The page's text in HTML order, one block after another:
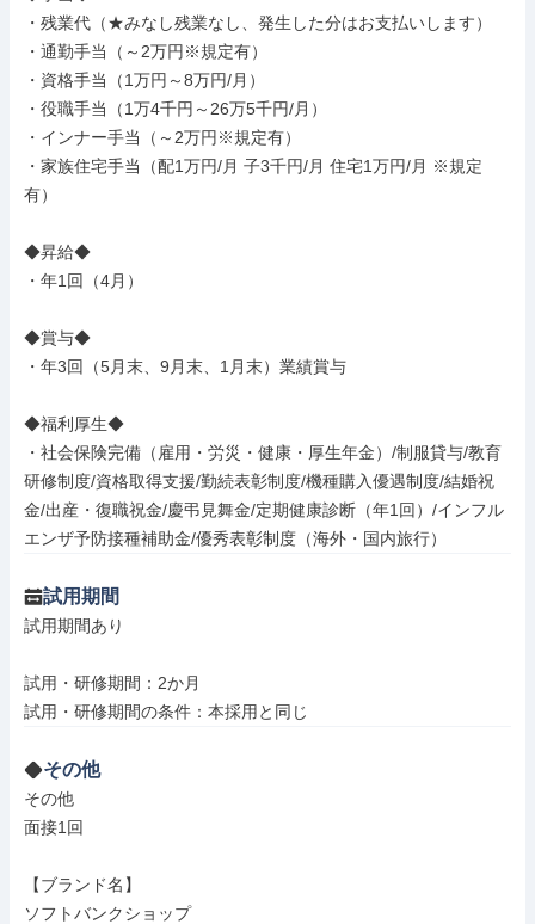
・残業代（★みなし残業なし、発生した分はお支払いします）
・通勤手当（～2万円※規定有）
・資格手当（1万円～8万円/月）
・役職手当（1万4千円～26万5千円/月）
・インナー手当（～2万円※規定有）
・家族住宅手当（配1万円/月 子3千円/月 住宅1万円/月 ※規定
有）
◆昇給◆
・年1回（4月）
◆賞与◆
・年3回（5月末、9月末、1月末）業績賞与
◆福利厚生◆
・社会保険完備（雇用・労災・健康・厚生年金）/制服貸与/教育
研修制度/資格取得支援/勤続表彰制度/機種購入優遇制度/結婚祝
金/出産・復職祝金/慶弔見舞金/定期健康診断（年1回）/インフル
エンザ予防接種補助金/優秀表彰制度（海外・国内旅行）
試用期間
試用期間あり
試用・研修期間：2か月
その他
その他
面接1回
【ブランド名】
ソフトバンクショップ